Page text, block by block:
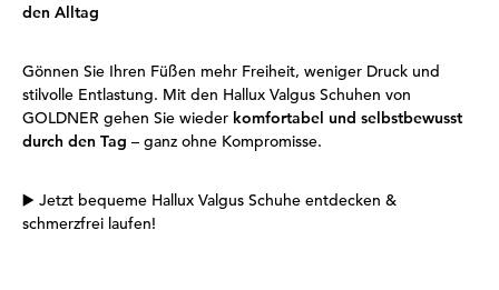
den Alltag
Gönnen Sie Ihren Füßen mehr Freiheit, weniger Druck und
stilvolle Entlastung. Mit den Hallux Valgus Schuhen von
GOLDNER gehen Sie wieder komfortabel und selbstbewusst
durch den Tag – ganz ohne Kompromisse.
▶️ Jetzt bequeme Hallux Valgus Schuhe entdecken &
schmerzfrei laufen!